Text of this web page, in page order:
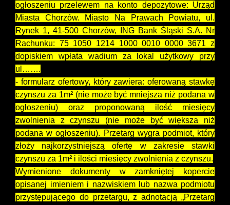
ogłoszeniu przelewem na konto depozytowe: Urząd
Miasta Chorzów. Miasto Na Prawach Powiatu, ul.
Rynek 1, 41-500 Chorzów, ING Bank Śląski S.A. Nr
Rachunku: 75 1050 1214 1000 0010 0000 3671 z
dopiskiem wpłata wadium za lokal użytkowy przy
ul…….
- formularz ofertowy, który zawiera: oferowaną stawkę
czynszu za 1m² (nie może być mniejsza niż podana w
ogłoszeniu) oraz proponowaną ilość miesięcy
zwolnienia z czynszu (nie może być większa niż
podana w ogłoszeniu). Przetarg wygra podmiot, który
złoży najkorzystniejszą ofertę w zakresie stawki
czynszu za 1m² i ilości miesięcy zwolnienia z czynszu.
Wymienione dokumenty w zamkniętej kopercie
opisanej imieniem i nazwiskiem lub nazwa podmiotu
przystępującego do przetargu, z adnotacją „Przetarg